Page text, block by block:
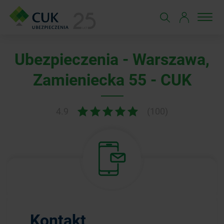
Ubezpieczenia - Warszawa,
Zamieniecka 55 - CUK